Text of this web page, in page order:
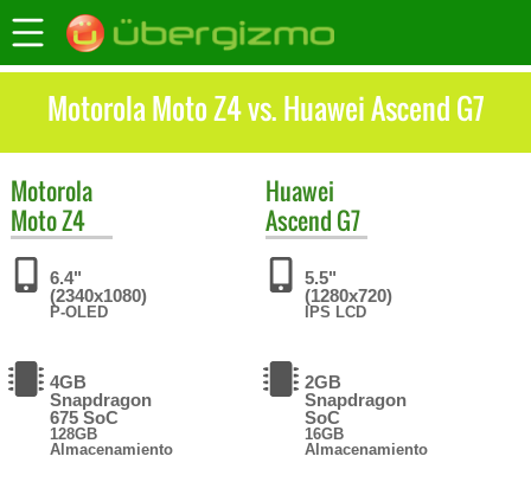
Motorola Moto Z4 vs. Huawei Ascend G7
Motorola
Moto Z4
6.4"
(2340x1080)
P-OLED
4GB
Snapdragon
675 SoC
128GB
Almacenamiento
Huawei
Ascend G7
5.5"
(1280x720)
IPS LCD
2GB
Snapdragon
SoC
16GB
Almacenamiento